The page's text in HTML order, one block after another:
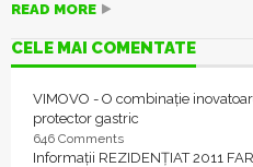
READ MORE
CELE MAI COMENTATE
VIMOVO - O combinație
protector gastric
646 Comments
Informații REZIDENȚIAT 2011